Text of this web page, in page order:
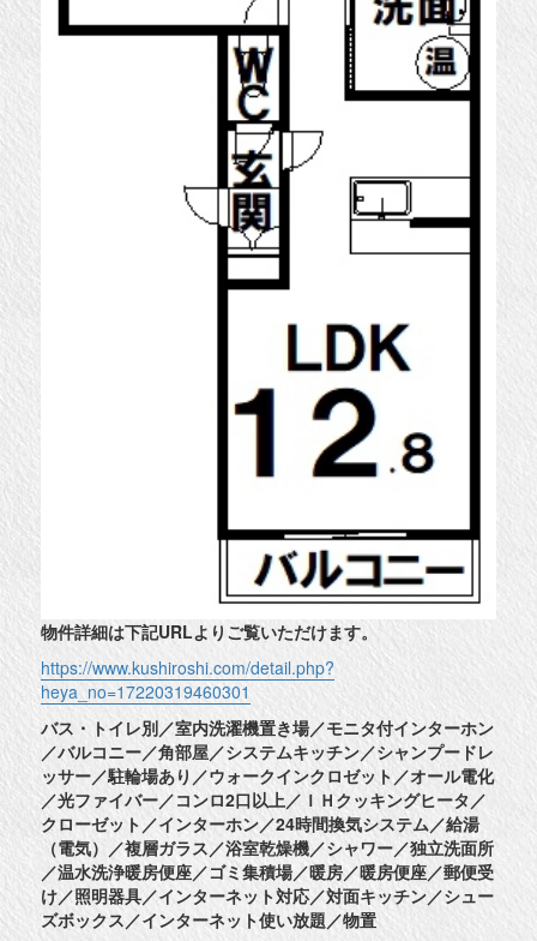
物件詳細は下記URLよりご覧いただけます。
https://www.kushiroshi.com/detail.php?
heya_no=17220319460301
バス・トイレ別／室内洗濯機置き場／モニタ付インターホン
／バルコニー／角部屋／システムキッチン／シャンプードレ
ッサー／駐輪場あり／ウォークインクロゼット／オール電化
／光ファイバー／コンロ2口以上／ＩＨクッキングヒータ／
クローゼット／インターホン／24時間換気システム／給湯
（電気）／複層ガラス／浴室乾燥機／シャワー／独立洗面所
／温水洗浄暖房便座／ゴミ集積場／暖房／暖房便座／郵便受
け／照明器具／インターネット対応／対面キッチン／シュー
ズボックス／インターネット使い放題／物置